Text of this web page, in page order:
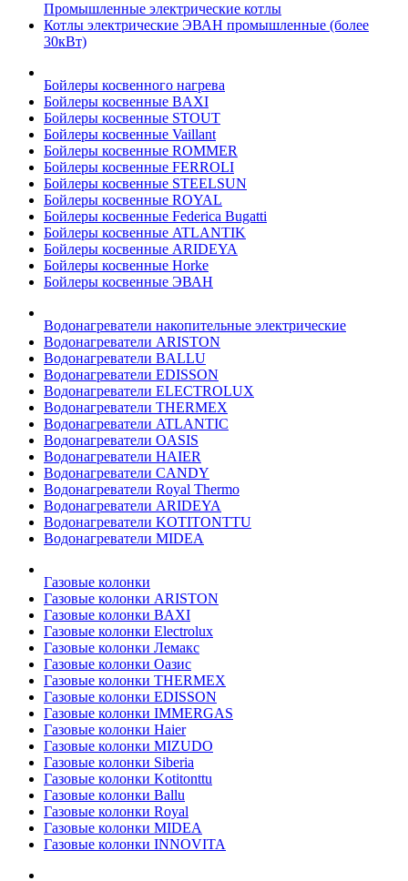
Промышленные электрические котлы
Котлы электрические ЭВАН промышленные (более
30кВт)
Бойлеры косвенного нагрева
Бойлеры косвенные BAXI
Бойлеры косвенные STOUT
Бойлеры косвенные Vaillant
Бойлеры косвенные ROMMER
Бойлеры косвенные FERROLI
Бойлеры косвенные STEELSUN
Бойлеры косвенные ROYAL
Бойлеры косвенные Federica Bugatti
Бойлеры косвенные ATLANTIK
Бойлеры косвенные ARIDEYA
Бойлеры косвенные Horke
Бойлеры косвенные ЭВАН
Водонагреватели накопительные электрические
Водонагреватели ARISTON
Водонагреватели BALLU
Водонагреватели EDISSON
Водонагреватели ELECTROLUX
Водонагреватели THERMEX
Водонагреватели ATLANTIC
Водонагреватели OASIS
Водонагреватели HAIER
Водонагреватели CANDY
Водонагреватели Royal Thermo
Водонагреватели ARIDEYA
Водонагреватели KOTITONTTU
Водонагреватели MIDEA
Газовые колонки
Газовые колонки ARISTON
Газовые колонки BAXI
Газовые колонки Electrolux
Газовые колонки Лемакс
Газовые колонки Оазис
Газовые колонки THERMEX
Газовые колонки EDISSON
Газовые колонки IMMERGAS
Газовые колонки Haier
Газовые колонки MIZUDO
Газовые колонки Siberia
Газовые колонки Kotitonttu
Газовые колонки Ballu
Газовые колонки Royal
Газовые колонки MIDEA
Газовые колонки INNOVITA